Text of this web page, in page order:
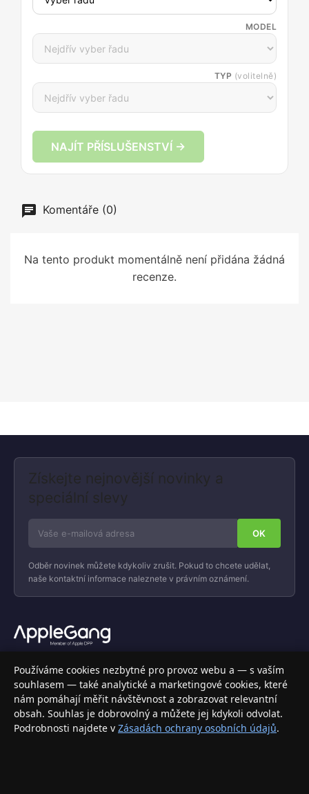
MODEL
TYP (volitelně)
NAJÍT PŘÍSLUŠENSTVÍ →
Komentáře (0)
Na tento produkt momentálně není přidána žádná
recenze.
Získejte nejnovější novinky a
speciální slevy
Odběr novinek můžete kdykoliv zrušit. Pokud to chcete udělat,
naše kontaktní informace naleznete v právním oznámení.
Váš specializovaný obchod s Apple produkty, příslušenstvím a
elektronikou. Nakupujte bezpečně a s jistotou.
INFORMACE
Doprava a doručení
Používáme cookies nezbytné pro provoz webu a — s vaším
souhlasem — také analytické a marketingové cookies, které
nám pomáhají měřit návštěvnost a zobrazovat relevantní
obsah. Souhlas je dobrovolný a můžete jej kdykoli odvolat.
Podrobnosti najdete v Zásadách ochrany osobních údajů.